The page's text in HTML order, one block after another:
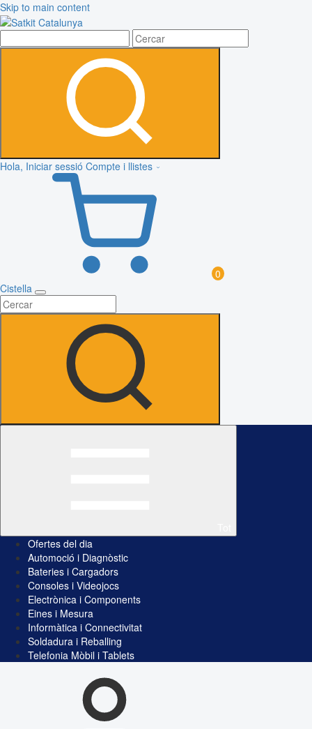
Skip to main content
Hola, Iniciar sessió Compte i llistes
0
Cistella
Ofertes del dia
Automoció i Diagnòstic
Bateries i Cargadors
Consoles i Videojocs
Electrònica i Components
Eines i Mesura
Informàtica i Connectivitat
Soldadura i Reballing
Telefonia Mòbil i Tablets